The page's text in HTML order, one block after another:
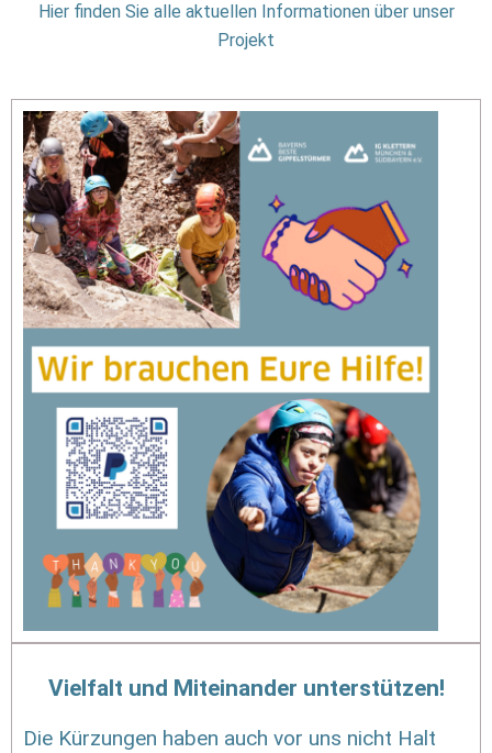
Hier finden Sie alle aktuellen Informationen über unser
Projekt
Vielfalt und Miteinander unterstützen!
Die Kürzungen haben auch vor uns nicht Halt